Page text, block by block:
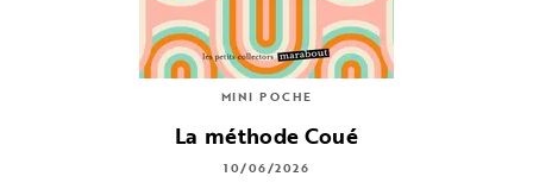
MINI POCHE
La méthode Coué
10/06/2026